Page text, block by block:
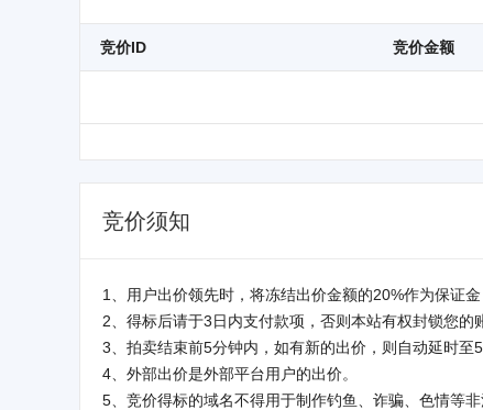
竞价ID 竞价金额
竞价须知
1、用户出价领先时，将冻结出价金额的20%作为保证金
2、得标后请于3日内支付款项，否则本站有权封锁您的
3、拍卖结束前5分钟内，如有新的出价，则自动延时至5
4、外部出价是外部平台用户的出价。
5、竞价得标的域名不得用于制作钓鱼、诈骗、色情等